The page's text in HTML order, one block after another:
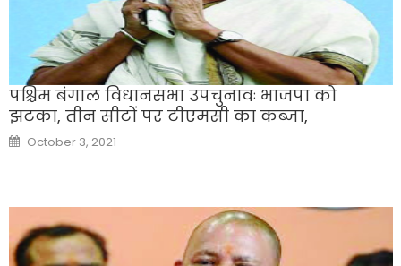
पश्चिम बंगाल विधानसभा उपचुनावः भाजपा को
झटका, तीन सीटों पर टीएमसी का कब्जा,
Posted
on
October 3, 2021